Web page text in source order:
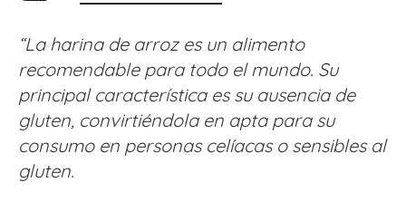
“La harina de arroz es un alimento
recomendable para todo el mundo. Su
principal característica es su ausencia de
gluten, convirtiéndola en apta para su
consumo en personas celíacas o sensibles al
gluten.